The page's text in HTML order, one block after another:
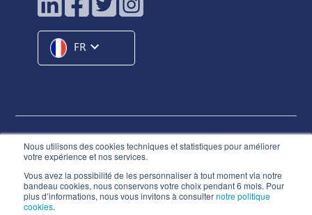
Nous utilisons des cookies techniques et statistiques pour améliorer
votre expérience et nos services.
Vous avez la possibilité de les personnaliser à tout moment via notre
bandeau cookies, nous conservons votre choix pendant 6 mois. Pour
plus d’informations, nous vous invitons à consulternotre politique
cookies.
FR expand_more
Hunteed SAS ©2026® Tous droits réservés
Conditions Générales d'Utilisation
Charte de Déontologie
Politique de Confidentialité